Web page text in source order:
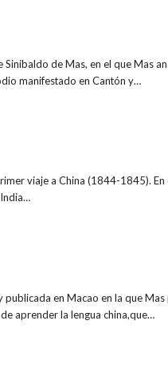
de Mas, en el que Mas
manifestado en Cantón y…
viaje a China (1844-1845).
India…
en Macao en la que
aprender la lengua china,que…